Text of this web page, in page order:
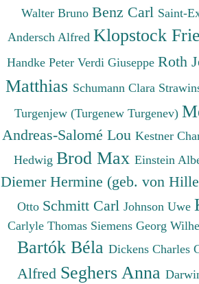
Walter Bruno Benz Carl Saint-
Andersch Alfred Klopstock
Handke Peter Verdi Giuseppe Roth
Matthias Schumann Clara
Turgenjew (Turgenew Turgenev)
Andreas-Salomé Lou Kestner
Hedwig Brod Max Einstein
Diemer Hermine (geb. von
Otto Schmitt Carl Johnson Uwe
Carlyle Thomas Siemens Georg
Bartók Béla Dickens Charles
Alfred Seghers Anna